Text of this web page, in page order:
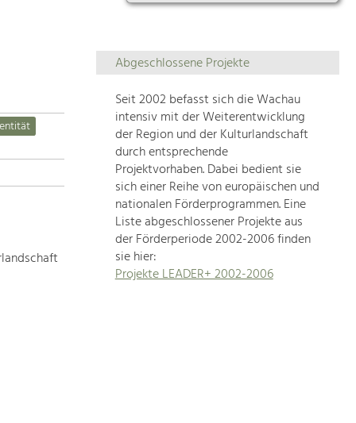
Themenübersicht
Die
Regionalentwicklung
in
unserer
Region
ist
sehr
vielfältig.
Deshalb
geben
wir
hier
Abgeschlossene Projekte
Seit 2002 befasst sich die Wachau
intensiv mit der Weiterentwicklung
der Region und der Kulturlandschaft
durch entsprechende
Projektvorhaben. Dabei bedient sie
sich einer Reihe von europäischen und
nationalen Förderprogrammen. Eine
Liste abgeschlossener Projekte aus
der Förderperiode 2002-2006 finden
sie hier:
Projekte LEADER+ 2002-2006